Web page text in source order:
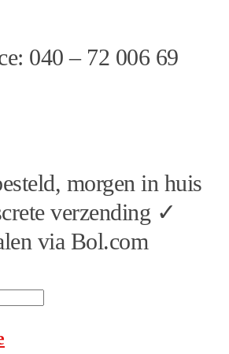
040 – 72 006 69
morgen in huis
verzending ✓
via Bol.com